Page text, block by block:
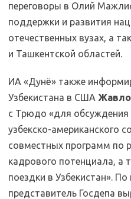
переговоры в Олий
поддержки и развития
отечественных вузах, а
и Ташкентской областей.
ИА «Дунё» также
Узбекистана в США
с Трюдо «для обсуждения
узбекско-американского
совместных программ по
кадрового потенциала, а
поездки в Узбекистан».
представитель Госдепа